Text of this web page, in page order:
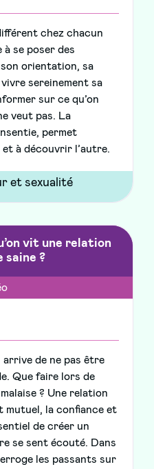
chez chacun
à se poser des
orientation, sa
sereinement sa
sur ce qu’on
veut pas. La
permet
à découvrir l’autre.
vit une relation
saine ?
de ne pas être
Que faire lors de
? Une relation
mutuel, la confiance et
de créer un
se sent écouté. Dans
les passants sur